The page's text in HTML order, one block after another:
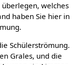
welches
haben Sie hier in
Schülerströmung.
Grales, und die